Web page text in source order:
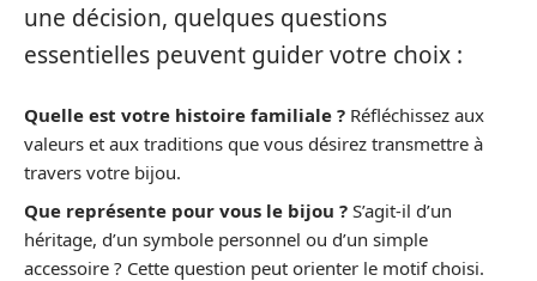
une décision, quelques questions
essentielles peuvent guider votre choix :
Quelle est votre histoire familiale ? Réfléchissez aux
valeurs et aux traditions que vous désirez transmettre à
travers votre bijou.
Que représente pour vous le bijou ? S’agit-il d’un
héritage, d’un symbole personnel ou d’un simple
accessoire ? Cette question peut orienter le motif choisi.